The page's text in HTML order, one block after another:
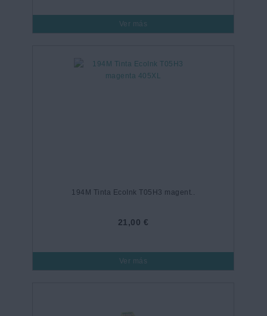
Ver más
194M Tinta EcoInk T05H3 magent..
21,00 €
Ver más